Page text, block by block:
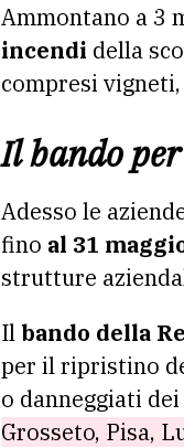
Ammontano a 3
incendi della
compresi
Il bando
Adesso le
fino al 31
strutture
Ilbando della
per il ripristino
o danneggiati dei
Grosseto, Pisa,